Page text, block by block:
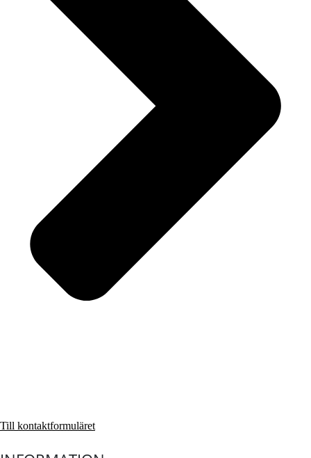
Till kontaktformuläret